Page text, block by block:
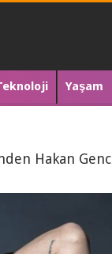
Yaşam
Hakan